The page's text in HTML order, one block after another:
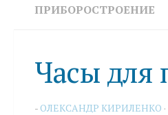
ПРИБОРОСТРОЕНИЕ
Часы для
- ОЛЕКСАНДР КИРИЛЕНКО